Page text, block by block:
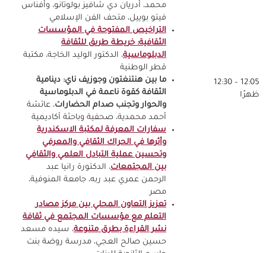
12:05 – 12:30
ظهرًا
محمد، أدريان دي شافيز بولوتانو، وأفناس
فيتو بوييل، متحف الفن الإسلامي
التراخيص المفتوحة في المؤسسات
الثقافية: خريطة طريق للثقافة
الدبلوماسية، الدكتور الوليد الخاجة، مكتبة
قطر الوطنية
ما بين هنتنغتون وجوزيف ناي: دينامية
الثقافة كقوة ناعمة في الدبلوماسية
والحوار وتجنب صدام الحضارات، عائشة
أحمد محمدية، صحفية وباحثة أكاديمية
سفارات المعرفة لمكتبة الاسكندرية
وأثرها في الحراك الثقافي والمعرفي
وتحسين عملية التبادل العلمي والثقافي
بين المجتمعات، الدكتورة رانيا عبد
الرحمن عمري عبد ربه، جامعة المنوفية،
مصر
تعزيز التعاون المحلي بين مركز مصادر
التعلم مع مؤسسات المجتمع في ثقافة
نشر القراءة بطرق متنوعة، سيده مسعد
حسين صالح العجي، مدرسة روضة بنت